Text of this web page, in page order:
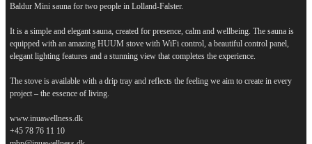
Baldur Mini sauna for two people in Lolland-Falster.
It is a simple and elegant sauna, created for presence, calm and wellbeing. The sauna is
equipped with an amazing HUUM stove with WiFi control, a beautiful control panel,
elegant lighting features and a stunning view that completes the experience.
The stove is available with a drip tray and reflects the feeling we aim to create in every
project – the essence of living.
www.inuawellness.dk
+45 78 76 11 10